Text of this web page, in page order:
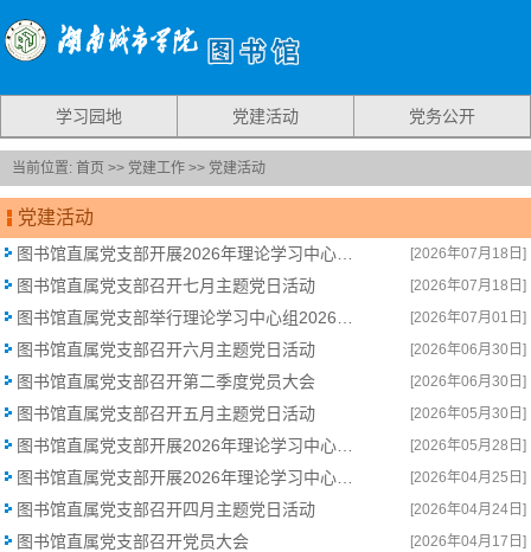
学习园地 党建活动 党务公开
当前位置: 首页 >> 党建工作 >> 党建活动
党建活动
[2026年07月18日]
图书馆直属党支部召开七月主题党日活动 [2026年07月18日]
[2026年07月01日]
图书馆直属党支部召开六月主题党日活动 [2026年06月30日]
图书馆直属党支部召开第二季度党员大会 [2026年06月30日]
图书馆直属党支部召开五月主题党日活动 [2026年05月30日]
[2026年05月28日]
[2026年04月25日]
图书馆直属党支部召开四月主题党日活动 [2026年04月24日]
图书馆直属党支部召开党员大会 [2026年04月17日]